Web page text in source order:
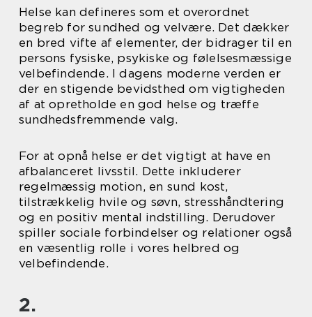
Helse kan defineres som et overordnet
begreb for sundhed og velvære. Det dækker
en bred vifte af elementer, der bidrager til en
persons fysiske, psykiske og følelsesmæssige
velbefindende. I dagens moderne verden er
der en stigende bevidsthed om vigtigheden
af at opretholde en god helse og træffe
sundhedsfremmende valg.
For at opnå helse er det vigtigt at have en
afbalanceret livsstil. Dette inkluderer
regelmæssig motion, en sund kost,
tilstrækkelig hvile og søvn, stresshåndtering
og en positiv mental indstilling. Derudover
spiller sociale forbindelser og relationer også
en væsentlig rolle i vores helbred og
velbefindende.
2.